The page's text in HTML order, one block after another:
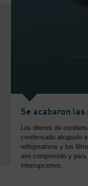
Se acabaron
Los drenes de
condensado atrapado
refrigerativos y los
aire comprimido y
interrupciones.